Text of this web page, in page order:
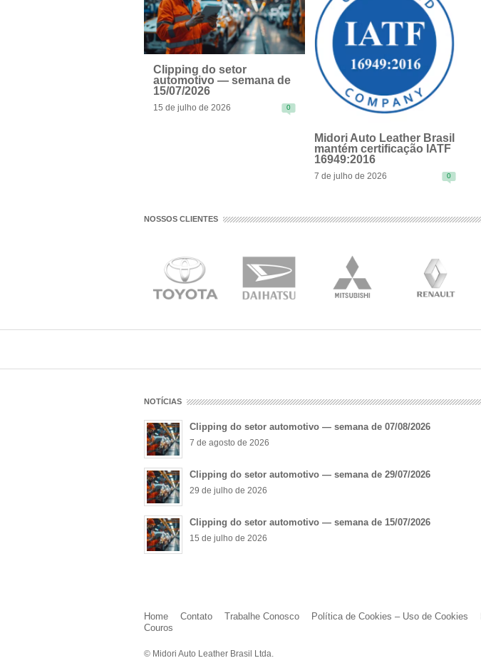
READ MORE
Clipping do setor
automotivo — semana de
15/07/2026
15 de julho de 2026 0
READ MORE
Midori Auto Leather Brasil
mantém certificação IATF
16949:2016
7 de julho de 2026 0
NOSSOS CLIENTES
NOTÍCIAS
Clipping do setor automotivo — semana de 07/08/2026
7 de agosto de 2026
Clipping do setor automotivo — semana de 29/07/2026
29 de julho de 2026
Clipping do setor automotivo — semana de 15/07/2026
15 de julho de 2026
Home Contato Trabalhe Conosco Política de Cookies – Uso de Cookies
Couros
© Midori Auto Leather Brasil Ltda.